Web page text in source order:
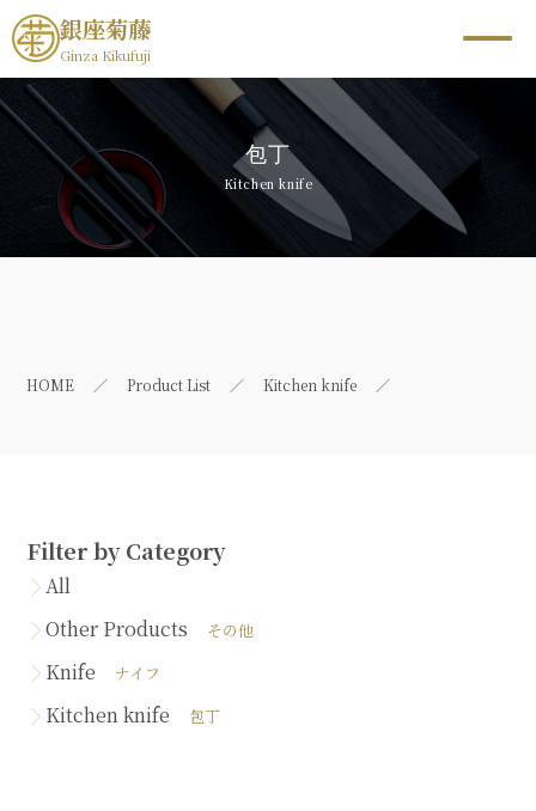
銀座菊藤
Ginza Kikufuji
包丁
Kitchen knife
HOME Product List Kitchen knife
Filter by Category
All
Other Products
その他
Knife ナイフ
Kitchen knife 包丁